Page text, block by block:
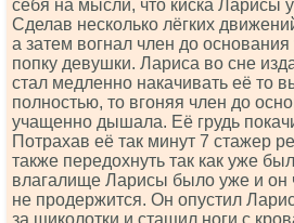
себя на мысли, что киска Ларисы
Сделав несколько лёгких
а затем вогнал член до
попку девушки. Лариса во сне
стал медленно накачивать её то
полностью, то вгоняя член до
учащенно дышала. Её грудь
Потрахав её так минут 7 стажер
также передохнуть так как уже
влагалище Ларисы было уже и он
не продержится. Он опустил
за щиколотки и стащил ноги с